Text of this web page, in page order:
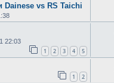
vs RS Taichi
22:03
1 2 3 4 5
1 2